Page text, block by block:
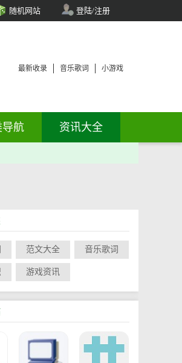
随机网站 登陆/注册
最新收录 音乐歌词 小游戏
导航 资讯大全
范文大全 音乐歌词
游戏资讯